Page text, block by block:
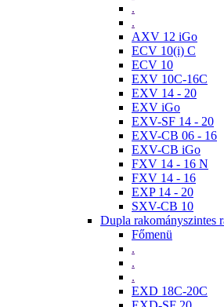
.
.
AXV 12 iGo
ECV 10(i) C
ECV 10
EXV 10C-16C
EXV 14 - 20
EXV iGo
EXV-SF 14 - 20
EXV-CB 06 - 16
EXV-CB iGo
FXV 14 - 16 N
FXV 14 - 16
EXP 14 - 20
SXV-CB 10
Dupla rakományszintes
Főmenü
.
.
.
EXD 18C-20C